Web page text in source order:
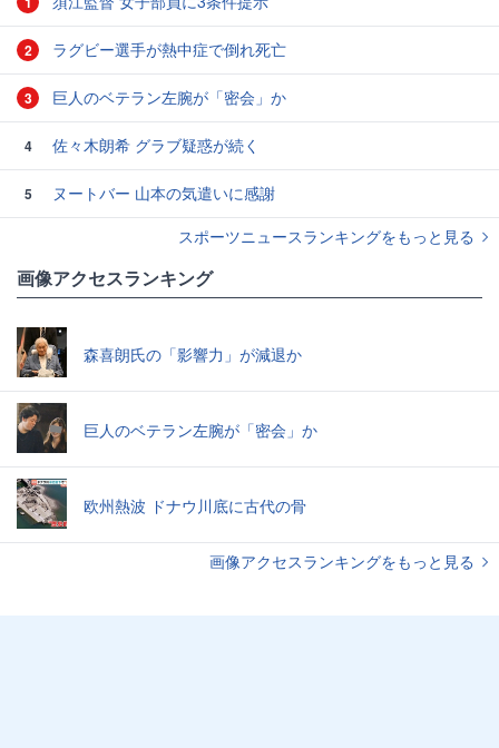
2 ラグビー選手が熱中症で倒れ死亡
3 巨人のベテラン左腕が「密会」か
4 佐々木朗希 グラブ疑惑が続く
5
ヌートバー 山本の気遣いに感謝
スポーツニュースランキングをもっと見る
画像アクセスランキング
森喜朗氏の「影響力」が減退か
巨人のベテラン左腕が「密会」か
欧州熱波 ドナウ川底に古代の骨
画像アクセスランキングをもっと見る